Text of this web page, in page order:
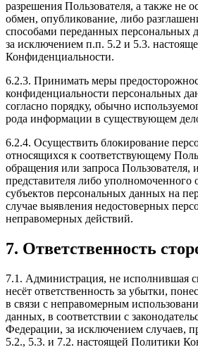
разрешения Пользователя, а также не
обмен, опубликование, либо
способами переданных персональных
за исключением п.п. 5.2 и 5.3.
Конфиденциальности.
6.2.3. Принимать меры
конфиденциальности персональных
согласно порядку, обычно
рода информации в существующем
6.2.4. Осуществить блокирование
относящихся к соответствующему
обращения или запроса Пользователя,
представителя либо уполномоченного
субъектов персональных данных на
случае выявления недостоверных
неправомерных действий.
7. Ответственность
7.1. Администрация, не исполнившая
несёт ответственность за убытки,
в связи с неправомерным
данных, в соответствии с
Федерации, за исключением случаев,
5.2., 5.3. и 7.2. настоящей Политики